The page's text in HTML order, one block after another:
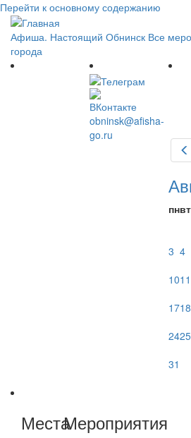
Перейти к основному содержанию
Афиша. Настоящий Обнинск Все
города
obninsk@afisha-
go.ru
пнвт
3 4
1011
1718
2425
31
МестаМероприятия